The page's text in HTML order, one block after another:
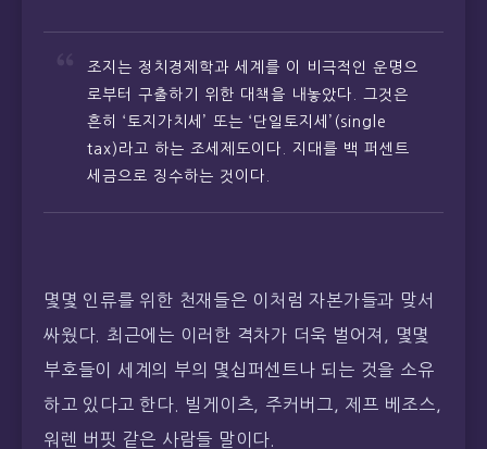
조지는 정치경제학과 세계를 이 비극적인 운명으
로부터 구출하기 위한 대책을 내놓았다. 그것은
흔히 ‘토지가치세’ 또는 ‘단일토지세’(single
tax)라고 하는 조세제도이다. 지대를 백 퍼센트
세금으로 징수하는 것이다.
몇몇 인류를 위한 천재들은 이처럼 자본가들과 맞서
싸웠다. 최근에는 이러한 격차가 더욱 벌어져, 몇몇
부호들이 세계의 부의 몇십퍼센트나 되는 것을 소유
하고 있다고 한다. 빌게이츠, 주커버그, 제프 베조스,
워렌 버핏 같은 사람들 말이다.